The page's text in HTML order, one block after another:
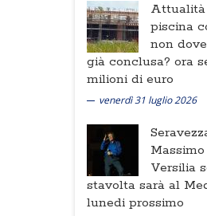
piscina
non
già conclusa? ora
milioni di euro
venerdì 31 luglio 2026
Versilia
stavolta sarà al
lunedi prossimo